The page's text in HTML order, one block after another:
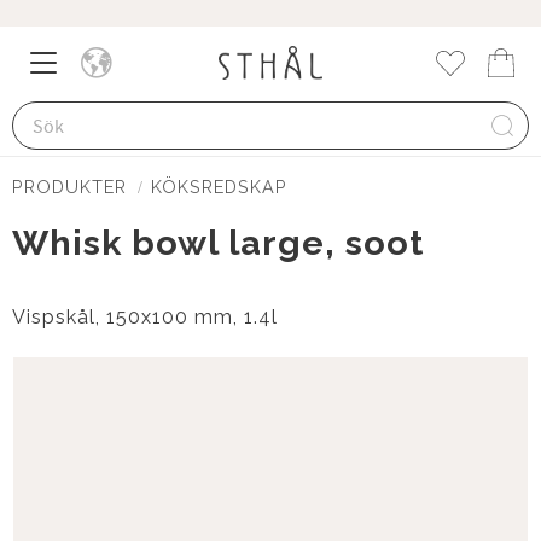
Meny
PRODUKTER KÖKSREDSKAP
Whisk bowl large, soot
Vispskål, 150x100 mm, 1.4l